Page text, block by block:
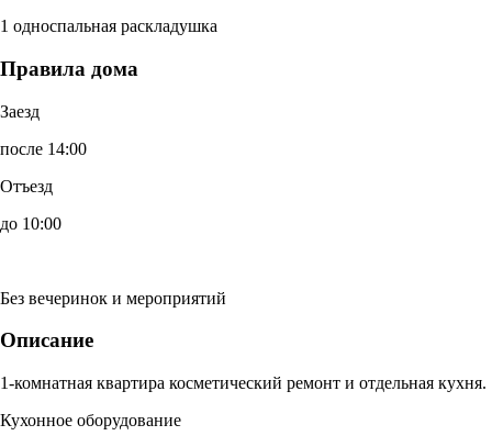
1 односпальная раскладушка
Правила дома
Заезд
после 14:00
Отъезд
до 10:00
Без вечеринок и мероприятий
Описание
1-комнатная квартира косметический ремонт и отдельная кухня.
Кухонное оборудование